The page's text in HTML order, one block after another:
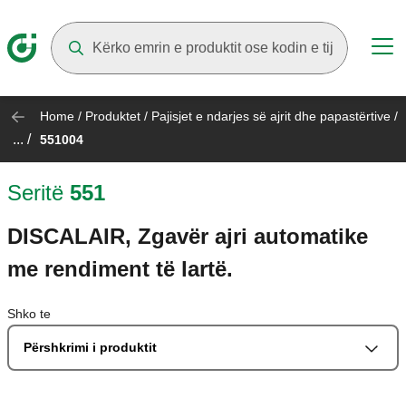
Home / Produktet / Pajisjet e ndarjes së ajrit dhe papastërtive /
... / 551004
Seritë 551
DISCALAIR, Zgavër ajri automatike
me rendiment të lartë.
Shko te
Përshkrimi i produktit